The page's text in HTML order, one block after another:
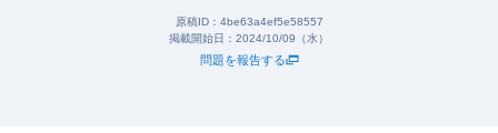
原稿ID： 4be63a4ef5e58557
掲載開始日： 2024/10/09（水）
問題を報告する